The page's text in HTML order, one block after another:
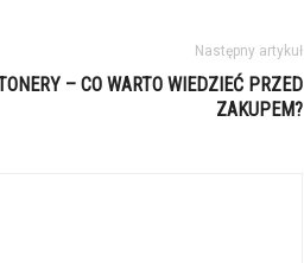
Następny artykuł
– CO WARTO WIEDZIEĆ PRZED
ZAKUPEM?